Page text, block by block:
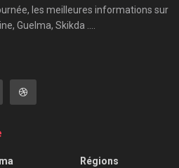
les meilleures informations sur
Guelma, Skikda ....
Régions